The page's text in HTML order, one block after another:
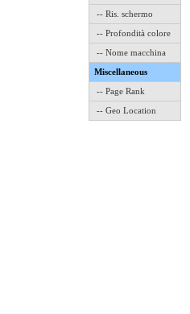
-- Ris. schermo
-- Profondità colore
-- Nome macchina
Miscellaneous
-- Page Rank
-- Geo Location